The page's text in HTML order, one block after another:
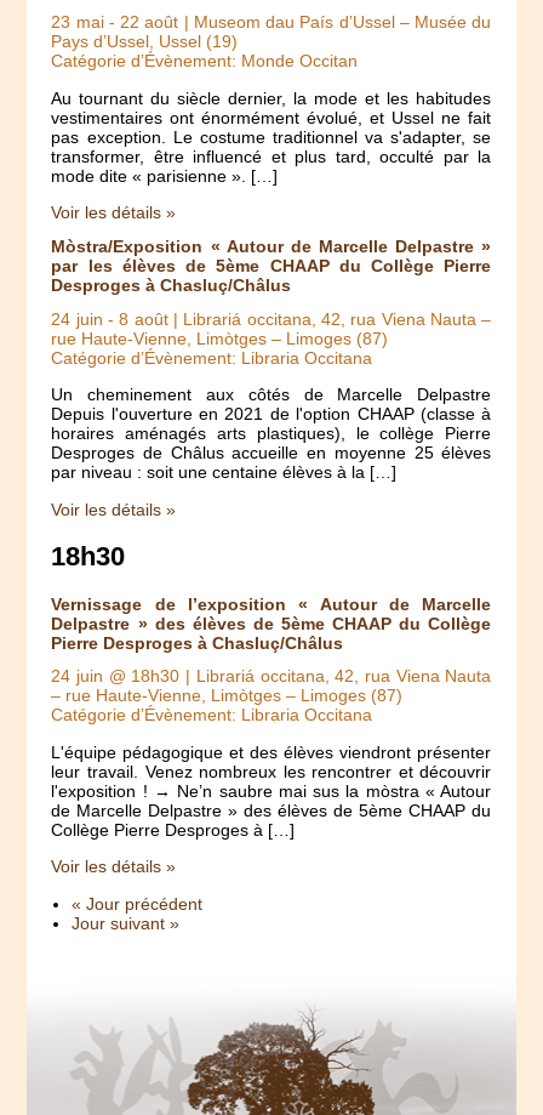
23 mai-22 août | Museom dau País d’Ussel – Musée du
Pays d’Ussel, Ussel (19)
Catégorie d’Évènement: Monde Occitan
Au tournant du siècle dernier, la mode et les habitudes
vestimentaires ont énormément évolué, et Ussel ne fait
pas exception. Le costume traditionnel va s'adapter, se
transformer, être influencé et plus tard, occulté par la
mode dite « parisienne ». […]
Voir les détails »
Mòstra/Exposition « Autour de Marcelle Delpastre »
par les élèves de 5ème CHAAP du Collège Pierre
Desproges à Chasluç/Châlus
24 juin -8 août| Librariá occitana, 42, rua Viena Nauta –
rue Haute-Vienne, Limòtges – Limoges (87)
Catégorie d’Évènement: Libraria Occitana
Un cheminement aux côtés de Marcelle Delpastre
Depuis l'ouverture en 2021 de l'option CHAAP (classe à
horaires aménagés arts plastiques), le collège Pierre
Desproges de Châlus accueille en moyenne 25 élèves
par niveau : soit une centaine élèves à la […]
Voir les détails »
18h30
Vernissage de l’exposition « Autour de Marcelle
Delpastre » des élèves de 5ème CHAAP du Collège
Pierre Desproges à Chasluç/Châlus
24 juin @ 18h30 | Librariá occitana, 42, rua Viena Nauta
– rue Haute-Vienne, Limòtges – Limoges (87)
Catégorie d’Évènement: Libraria Occitana
L'équipe pédagogique et des élèves viendront présenter
leur travail. Venez nombreux les rencontrer et découvrir
l'exposition ! → Ne’n saubre mai sus la mòstra « Autour
de Marcelle Delpastre » des élèves de 5ème CHAAP du
Collège Pierre Desproges à […]
Voir les détails »
« Jour précédent
Jour suivant »